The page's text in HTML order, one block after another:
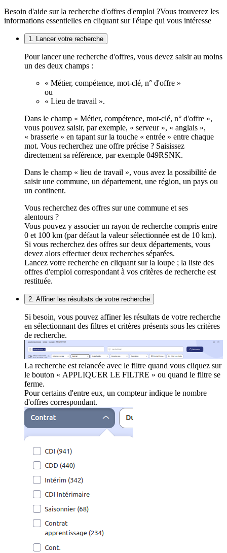
Besoin d'aide sur la recherche d'offres d'emploi ?Vous trouverez les
informations essentielles en cliquant sur l'étape qui vous intéresse
1. Lancer votre recherche
Pour lancer une recherche d'offres, vous devez saisir au moins
un des deux champs :
« Métier, compétence, mot-clé, n° d'offre »
ou
« Lieu de travail ».
Dans le champ « Métier, compétence, mot-clé, n° d'offre »,
vous pouvez saisir, par exemple, « serveur », « anglais »,
« brasserie » en tapant sur la touche « entrée » entre chaque
mot. Vous recherchez une offre précise ? Saisissez
directement sa référence, par exemple 049RSNK.
Dans le champ « lieu de travail », vous avez la possibilité de
saisir une commune, un département, une région, un pays ou
un continent.
Vous recherchez des offres sur une commune et ses
alentours ?
Vous pouvez y associer un rayon de recherche compris entre
0 et 100 km (par défaut la valeur sélectionnée est de 10 km).
Si vous recherchez des offres sur deux départements, vous
devez alors effectuer deux recherches séparées.
Lancez votre recherche en cliquant sur la loupe ; la liste des
offres d'emploi correspondant à vos critères de recherche est
restituée.
2. Affiner les résultats de votre recherche
Si besoin, vous pouvez affiner les résultats de votre recherche
en sélectionnant des filtres et critères présents sous les critères
de recherche.
La recherche est relancée avec le filtre quand vous cliquez sur
le bouton « APPLIQUER LE FILTRE » ou quand le filtre se
ferme.
Pour certains d'entre eux, un compteur indique le nombre
d'offres correspondant.